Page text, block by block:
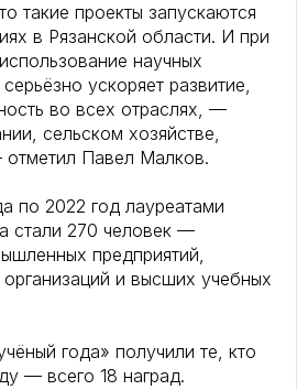
такие проекты запускаются
в Рязанской области. И при
научных
ускоряет развитие,
во всех отраслях, —
сельском хозяйстве,
Павел Малков.
по 2022 год лауреатами
стали 270 человек —
предприятий,
и высших учебных
года» получили те, кто
— всего 18 наград.